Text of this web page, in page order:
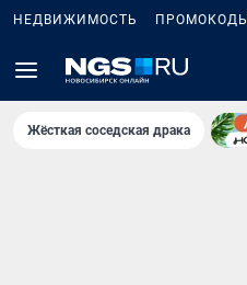
НЕДВИЖИМОСТЬ ПРОМОКОДЫ
Жёсткая соседская драка